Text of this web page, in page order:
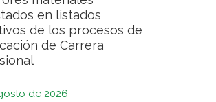
en listados
de los procesos de
de Carrera
de 2026